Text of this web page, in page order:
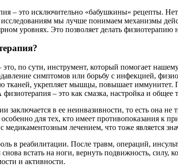
– это исключительно «бабушкины» рецепты.
мы лучше понимаем механизмы
уровнях. Это позволяет делать
по сути, инструмент, который помогает
симптомов или борьбу с инфекцией,
тканей, укрепляет мышцы, повышает
– это как смазка, настройка и
в ее неинвазивности, то есть она не
для тех, кто имеет противопоказания к
лечением, что тоже является
в реабилитации. После травм, операций,
встать на ноги, вернуть подвижность,
и активности.